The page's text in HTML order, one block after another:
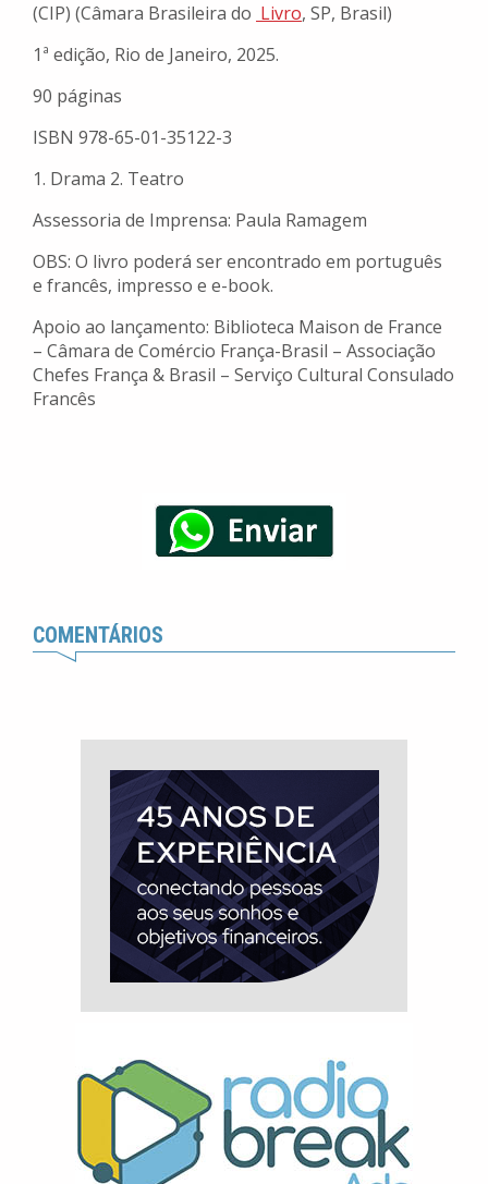
(CIP) (Câmara Brasileira do Livro, SP, Brasil)
1ª edição, Rio de Janeiro, 2025.
90 páginas
ISBN 978-65-01-35122-3
1. Drama 2. Teatro
Assessoria de Imprensa: Paula Ramagem
OBS: O livro poderá ser encontrado em português
e francês, impresso e e-book.
Apoio ao lançamento: Biblioteca Maison de France
– Câmara de Comércio França-Brasil – Associação
Chefes França & Brasil – Serviço Cultural Consulado
Francês
COMENTÁRIOS